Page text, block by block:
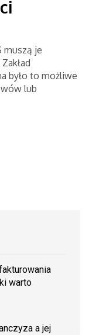
muszą je
było to możliwe
lub
warto
a jej